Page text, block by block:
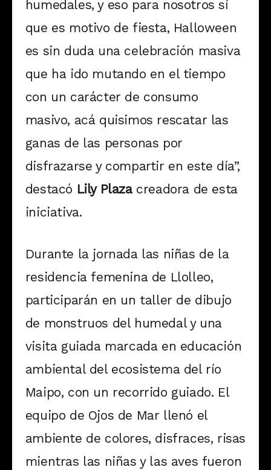
humedales, y eso para nosotros sí
que es motivo de fiesta, Halloween
es sin duda una celebración masiva
que ha ido mutando en el tiempo
con un carácter de consumo
masivo, acá quisimos rescatar las
ganas de las personas por
disfrazarse y compartir en este día”,
destacó Lily Plazacreadora de esta
iniciativa.
Durante la jornada las niñas de la
residencia femenina de Llolleo,
participarán en un taller de dibujo
de monstruos del humedal y una
visita guiada marcada en educación
ambiental del ecosistema del río
Maipo, con un recorrido guiado. El
equipo de Ojos de Mar llenó el
ambiente de colores, disfraces, risas
mientras las niñas y las aves fueron